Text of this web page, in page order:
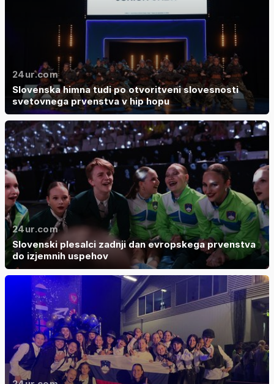
24ur.com
Slovenska himna tudi po otvoritveni slovesnosti
svetovnega prvenstva v hip hopu
24ur.com
Slovenski plesalci zadnji dan evropskega prvenstva
do izjemnih uspehov